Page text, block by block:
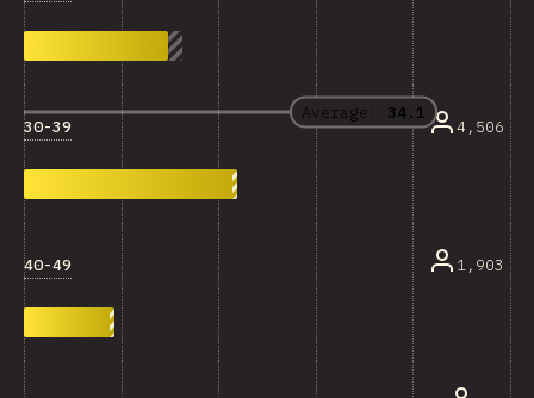
Average: 34.1
30-39 4,506
40-49 1,903